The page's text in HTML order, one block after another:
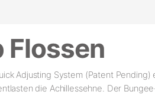
Flossen
Adjusting System (Patent
die Achillessehne. Der